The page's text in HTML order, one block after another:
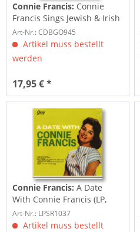
Connie Francis: Connie
Francis Sings Jewish & Irish
Favorites (CD)
Art-Nr.: CDBGO945
Artikel muss bestellt
werden
17,95 € *
Connie Francis:A Date
With Connie Francis (LP,
10inch)
Art-Nr.: LPSR1037
Artikel muss bestellt